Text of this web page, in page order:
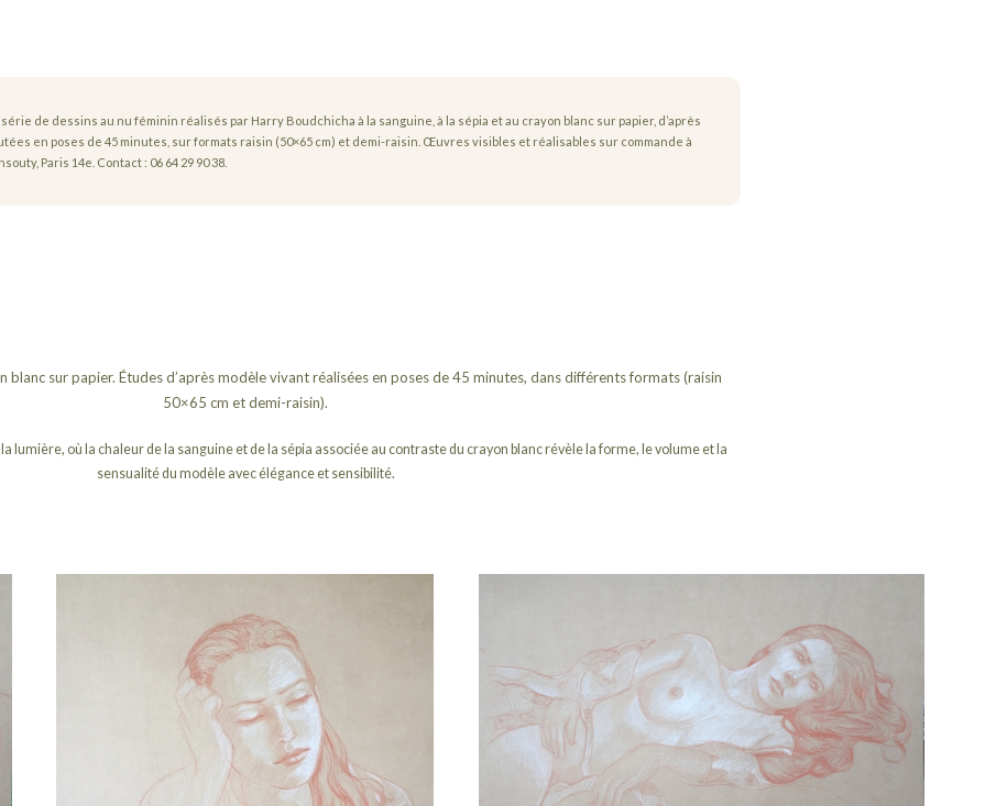
de dessins au nu féminin réalisés par Harry Boudchicha à la sanguine, à la sépia et au crayon blanc sur papier, d’après
en poses de 45 minutes, sur formats raisin (50×65 cm) et demi-raisin. Œuvres visibles et réalisables sur commande à
Paris 14e. Contact : 06 64 29 90 38.
blanc sur papier. Études d’après modèle vivant réalisées en poses de 45 minutes, dans différents formats (raisin
50×65 cm et demi-raisin).
lumière, où la chaleur de la sanguine et de la sépia associée au contraste du crayon blanc révèle la forme, le volume et la
sensualité du modèle avec élégance et sensibilité.